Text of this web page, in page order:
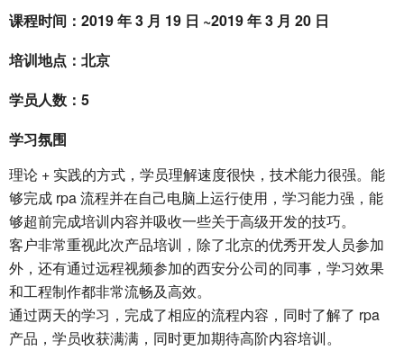
课程时间：2019 年 3 月 19 日 ~2019 年 3 月 20 日
培训地点：北京
学员人数：5
学习氛围
理论 + 实践的方式，学员理解速度很快，技术能力很强。能
够完成 rpa 流程并在自己电脑上运行使用，学习能力强，能
够超前完成培训内容并吸收一些关于高级开发的技巧。
客户非常重视此次产品培训，除了北京的优秀开发人员参加
外，还有通过远程视频参加的西安分公司的同事，学习效果
和工程制作都非常流畅及高效。
通过两天的学习，完成了相应的流程内容，同时了解了 rpa
产品，学员收获满满，同时更加期待高阶内容培训。